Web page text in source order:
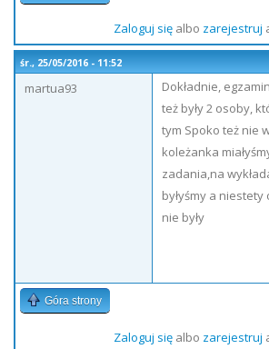
Zaloguj sięalbo zarejestruj
śr., 25/05/2016 - 11:52
martua93
Dokładnie,
też były 2 osoby,
tym Spoko też nie
koleżanka
zadania,na
byłyśmy a
nie były
Góra strony
Zaloguj sięalbo zarejestruj